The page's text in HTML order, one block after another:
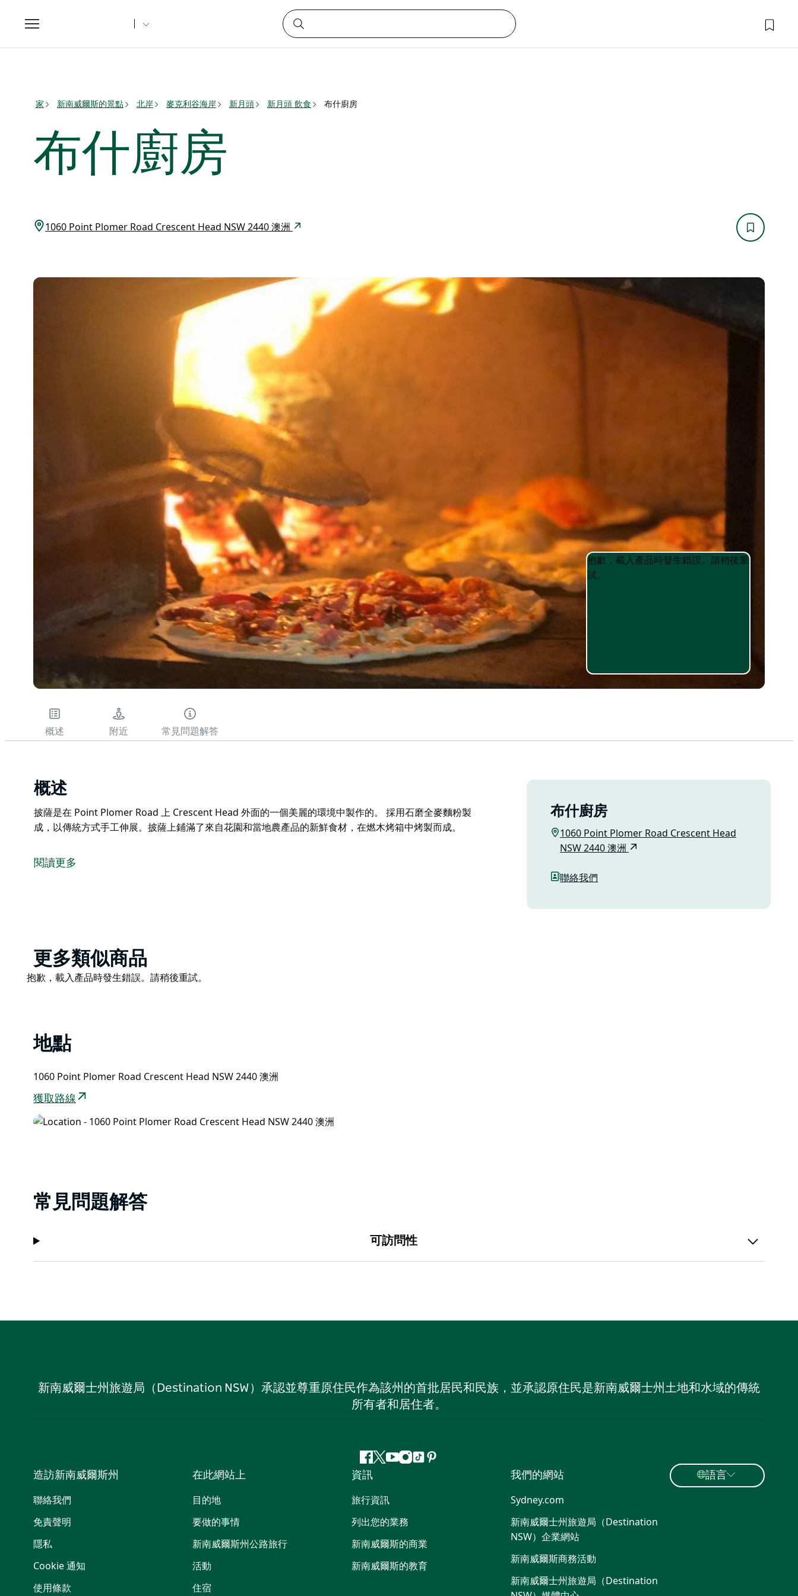
Toggle
navigation
家 新南威爾斯的景點 北岸 麥克利谷海岸 新月頭 新月頭 飲食 布什廚房
布什廚房
1060 Point Plomer Road Crescent Head NSW 2440 澳洲
Product
List
Product
List
抱歉，載入產品時發生錯誤。請稍後重
試。
概述 附近 常見問題解答
概述
披薩是在 Point Plomer Road 上 Crescent Head 外面的一個美麗的環境中製作的。 採用石磨全麥麵粉製
成，以傳統方式手工伸展。披薩上鋪滿了來自花園和當地農產品的新鮮食材，在燃木烤箱中烤製而成。
採用石磨全麥麵粉製成，以傳統方式手工伸展。披薩上鋪滿了來自花園和當地農產品的新鮮食材，在燃木
閱讀更多
布什廚房
1060 Point Plomer Road Crescent Head
NSW 2440 澳洲
聯絡我們
Product
List
更多類似商品
Product
抱歉，載入產品時發生錯誤。請稍後重試。
地點
1060 Point Plomer Road Crescent Head NSW 2440 澳洲
獲取路線
常見問題解答
可訪問性
新南威爾士州旅遊局（Destination NSW）承認並尊重原住民作為該州的首批居民和民族，並承認原住民是新南威爾士州土地和水域的傳統
所有者和居住者。
Facebook
嘰
喳
喳
Youtube
Instagram
抖 Pinterest
造訪新南威爾斯州
聯絡我們
免責聲明
隱私
Cookie 通知
使用條款
在此網站上
目的地
要做的事情
新南威爾斯州公路旅行
活動
住宿
資訊
旅行資訊
列出您的業務
新南威爾斯的商業
新南威爾斯的教育
我們的網站
Sydney.com
新南威爾士州旅遊局（Destination
NSW）企業網站​
新南威爾斯商務活動
新南威爾士州旅遊局（Destination
語言